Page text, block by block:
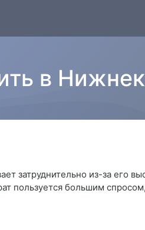
в
затруднительно из-за его
пользуется большим